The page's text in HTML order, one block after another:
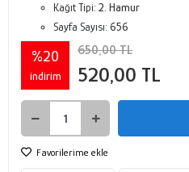
Kağıt Tipi: 2. Hamur
Sayfa Sayısı: 656
%20
indirim
650,00 TL
520,00 TL
Favorilerime ekle